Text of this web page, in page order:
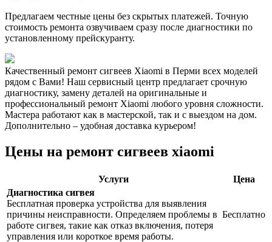
Предлагаем честные цены без скрытых платежей. Точную
стоимость ремонта озвучиваем сразу после диагностики по
установленному прейскуранту.
Качественный ремонт сигвеев Xiaomi в Перми всех моделей
рядом с Вами! Наш сервисный центр предлагает срочную
диагностику, замену деталей на оригинальные и
профессиональный ремонт Xiaomi любого уровня сложности.
Мастера работают как в мастерской, так и с выездом на дом.
Дополнительно – удобная доставка курьером!
Цены на ремонт сигвеев xiaomi
Услуги
Цена
Диагностика сигвея
Бесплатная проверка устройства для выявления
причины неисправности. Определяем проблемы в
работе сигвея, такие как отказ включения, потеря
управления или короткое время работы.
Бесплатно